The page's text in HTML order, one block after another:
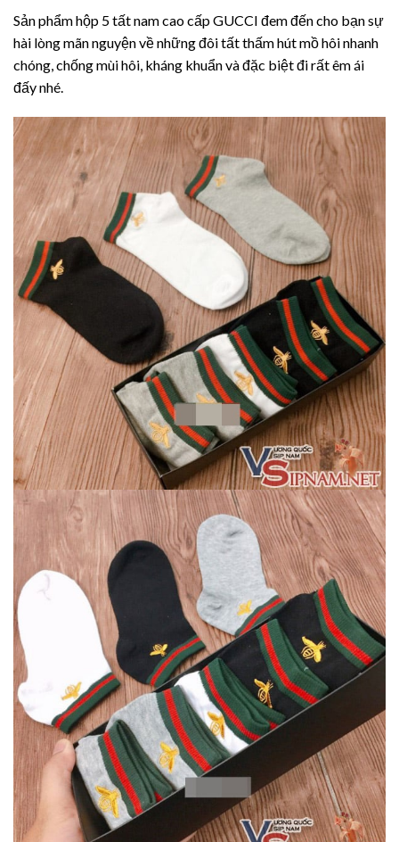
Sản phẩm hộp 5 tất nam cao cấp GUCCI đem đến cho bạn sự
hài lòng mãn nguyện về những đôi tất thấm hút mồ hôi nhanh
chóng, chống mùi hôi, kháng khuẩn và đặc biệt đi rất êm ái
đấy nhé.